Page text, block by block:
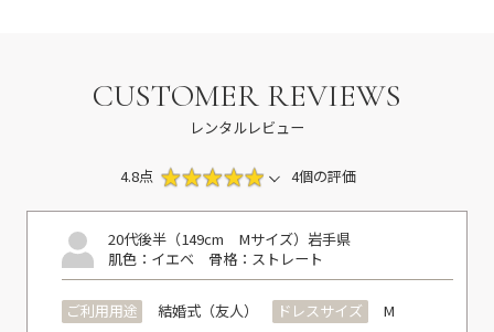
CUSTOMER REVIEWS
レンタルレビュー
4.8点 4個の評価
20代後半（149cm Mサイズ） 岩手県
肌色：イエベ 骨格：ストレート
ご利用用途 結婚式（友人） ドレスサイズ M